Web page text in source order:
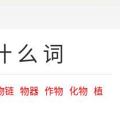
么词
链 物器 作物 化物 植